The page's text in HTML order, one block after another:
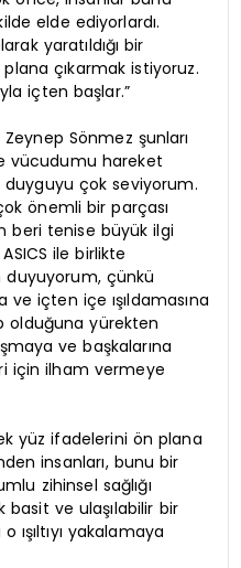
elde ediyorlardı.
yaratıldığı bir
çıkarmak istiyoruz.
içten başlar.”
Sönmez şunları
vücudumu hareket
çok seviyorum.
önemli bir parçası
beri tenise büyük ilgi
ile birlikte
duyuyorum, çünkü
ve içten içe ışıldamasına
olduğuna yürekten
ve başkalarına
için ilham vermeye
yüz ifadelerini ön plana
insanları, bunu bir
zihinsel sağlığı
ve ulaşılabilir bir
ışıltıyı yakalamaya